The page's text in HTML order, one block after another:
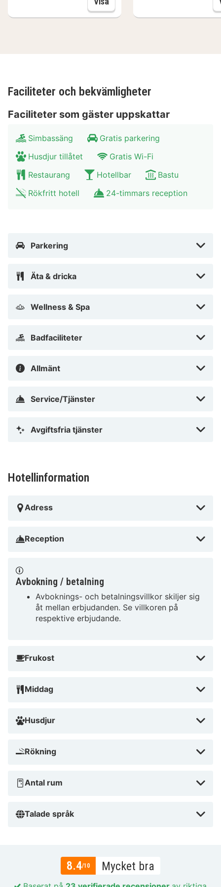
på hotellet har du även tillgång till simhall, bastu samt
Faciliteter och bekvämligheter
Faciliteter som gäster uppskattar
Simbassäng
Gratis parkering
Husdjur tillåtet
Gratis Wi-Fi
Restaurang
Hotellbar
Bastu
Rökfritt hotell
24-timmars reception
Parkering
Äta & dricka
Wellness & Spa
Badfaciliteter
Allmänt
Service/Tjänster
Avgiftsfria tjänster
Hotellinformation
Adress
Reception
Avbokning / betalning
Avboknings- och betalningsvillkor skiljer sig
åt mellan erbjudanden. Se villkoren på
respektive erbjudande.
Frukost
Middag
Husdjur
Rökning
Antal rum
Talade språk
8.4/10 Mycket bra